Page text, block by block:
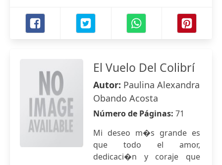
El Vuelo Del Colibrí
Autor: Paulina Alexandra
Obando Acosta
Número de Páginas: 71
Mi deseo m�s grande es
que todo el amor,
dedicaci�n y coraje que